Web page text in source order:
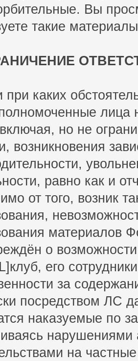
Вы
такие
каких
лица
но не
возникновения
равно как и
от того, возник
материалов
о
его
за
посредством ЛС
наказуемые по
на